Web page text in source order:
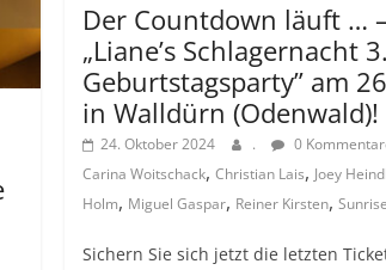
Der Countdown läuft …
„Liane’s Schlagernacht
Geburtstagsparty” am
in Walldürn (Odenwald)!
24. Oktober 2024 . 0
Carina Woitschack,Christian Lais, Joey
Holm, Miguel Gaspar, Reiner Kirsten,Sunrise
Sichern Sie sich jetzt die letzten